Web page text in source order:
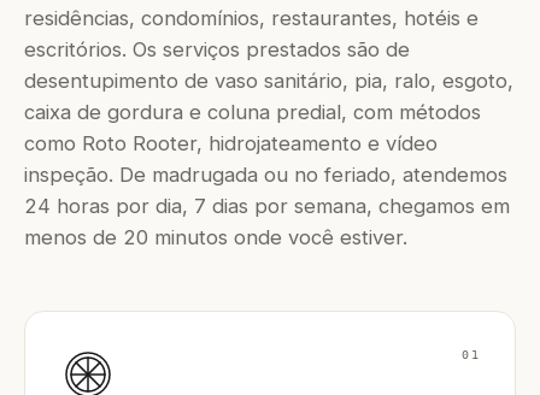
residências, condomínios, restaurantes, hotéis e
escritórios. Os serviços prestados são de
desentupimento de vaso sanitário, pia, ralo, esgoto,
caixa de gordura e coluna predial, com métodos
como Roto Rooter, hidrojateamento e vídeo
inspeção. De madrugada ou no feriado, atendemos
24 horas por dia, 7 dias por semana, chegamos em
menos de 20 minutos onde você estiver.
01